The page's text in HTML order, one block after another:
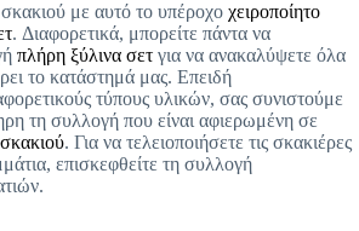
με αυτό το υπέροχο χειροποίητο
. Διαφορετικά, μπορείτε πάντα να
πλήρη ξύλινα σετ για να ανακαλύψετε όλα
το κατάστημά μας. Επειδή
τύπους υλικών, σας συνιστούμε
τη συλλογή που είναι αφιερωμένη σε
. Για να τελειοποιήσετε τις σκακιέρες
επισκεφθείτε τη συλλογή